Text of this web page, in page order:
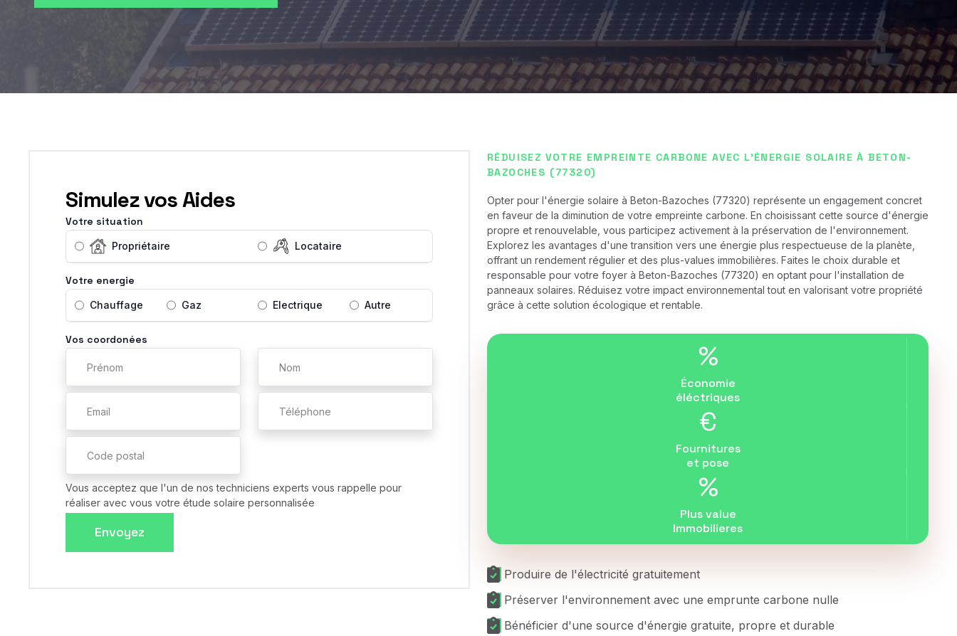
RÉDUISEZ VOTRE EMPREINTE CARBONE AVEC L'ÉNERGIE SOLAIRE À BETON-
BAZOCHES (77320)
Opter pour l'énergie solaire à Beton-Bazoches (77320) représente un engagement concret
en faveur de la diminution de votre empreinte carbone. En choisissant cette source d'énergie
propre et renouvelable, vous participez activement à la préservation de l'environnement.
Explorez les avantages d'une transition vers une énergie plus respectueuse de la planète,
offrant un rendement régulier et des plus-values immobilières. Faites le choix durable et
responsable pour votre foyer à Beton-Bazoches (77320) en optant pour l'installation de
panneaux solaires. Réduisez votre impact environnemental tout en valorisant votre propriété
grâce à cette solution écologique et rentable.
%
Économie
éléctriques
€
Fournitures
et pose
%
Plus value
Immobilieres
Produire de l'électricité gratuitement
Préserver l'environnement avec une emprunte carbone nulle
Bénéficier d'une source d'énergie gratuite, propre et durable
Simulez vos Aides
Votre situation
Propriétaire Locataire
Votre energie
Chauffage Gaz Electrique Autre
Vos coordonées
Vous acceptez que l'un de nos techniciens experts vous rappelle pour
réaliser avec vous votre étude solaire personnalisée
Envoyez